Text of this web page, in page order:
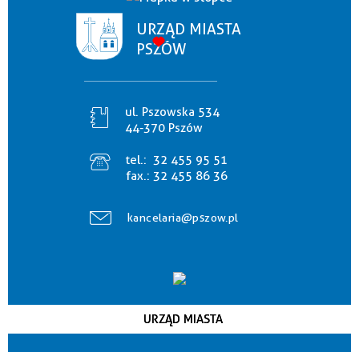
URZĄD MIASTA
PSZÓW
ul. Pszowska 534
44-370 Pszów
tel.: 32 455 95 51
fax.: 32 455 86 36
kancelaria@pszow.pl
URZĄD MIASTA